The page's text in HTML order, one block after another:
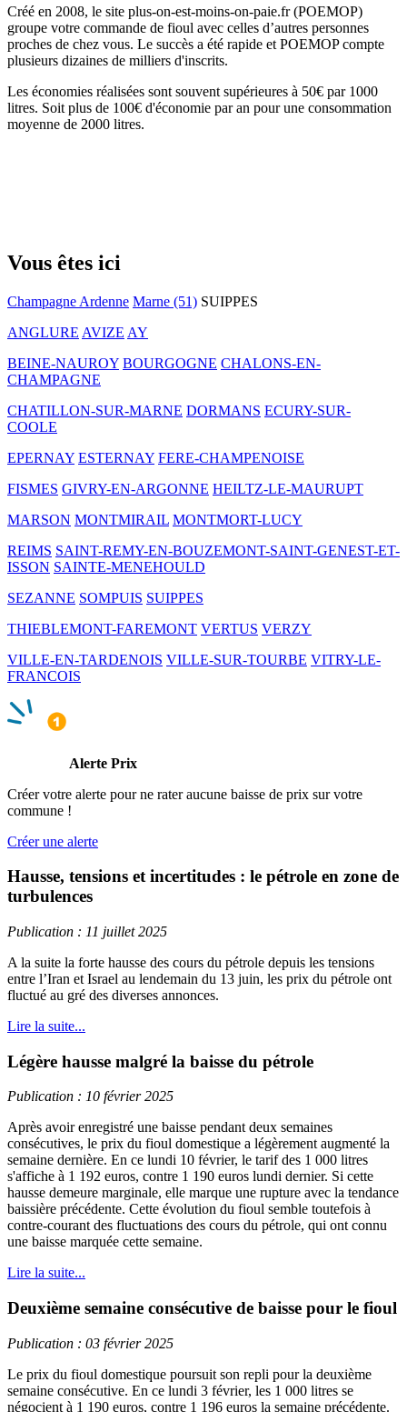
Créé en 2008, le site plus-on-est-moins-on-paie.fr (POEMOP)
groupe votre commande de fioul avec celles d’autres personnes
proches de chez vous. Le succès a été rapide et POEMOP compte
plusieurs dizaines de milliers d'inscrits.
Les économies réalisées sont souvent supérieures à 50€ par 1000
litres. Soit plus de 100€ d'économie par an pour une consommation
moyenne de 2000 litres.
Vous êtes ici
Champagne Ardenne Marne (51) SUIPPES
ANGLURE AVIZE AY
BEINE-NAUROY BOURGOGNE CHALONS-EN-
CHAMPAGNE
CHATILLON-SUR-MARNE DORMANS ECURY-SUR-
COOLE
EPERNAY ESTERNAY FERE-CHAMPENOISE
FISMES GIVRY-EN-ARGONNE HEILTZ-LE-MAURUPT
MARSON MONTMIRAIL MONTMORT-LUCY
REIMS SAINT-REMY-EN-BOUZEMONT-SAINT-GENEST-ET-
ISSON SAINTE-MENEHOULD
SEZANNE SOMPUIS SUIPPES
THIEBLEMONT-FAREMONT VERTUS VERZY
VILLE-EN-TARDENOIS VILLE-SUR-TOURBE VITRY-LE-
FRANCOIS
Alerte Prix
Créer votre alerte pour ne rater aucune baisse de prix sur votre
commune !
Créer une alerte
Hausse, tensions et incertitudes : le pétrole en zone de
turbulences
Publication : 11 juillet 2025
A la suite la forte hausse des cours du pétrole depuis les tensions
entre l’Iran et Israel au lendemain du 13 juin, les prix du pétrole ont
fluctué au gré des diverses annonces.
Lire la suite...
Légère hausse malgré la baisse du pétrole
Publication : 10 février 2025
Après avoir enregistré une baisse pendant deux semaines
consécutives, le prix du fioul domestique a légèrement augmenté la
semaine dernière. En ce lundi 10 février, le tarif des 1 000 litres
s'affiche à 1 192 euros, contre 1 190 euros lundi dernier. Si cette
hausse demeure marginale, elle marque une rupture avec la tendance
baissière précédente. Cette évolution du fioul semble toutefois à
contre-courant des fluctuations des cours du pétrole, qui ont connu
une baisse marquée cette semaine.
Lire la suite...
Deuxième semaine consécutive de baisse pour le fioul
Publication : 03 février 2025
Le prix du fioul domestique poursuit son repli pour la deuxième
semaine consécutive. En ce lundi 3 février, les 1 000 litres se
négocient à 1 190 euros, contre 1 196 euros la semaine précédente.